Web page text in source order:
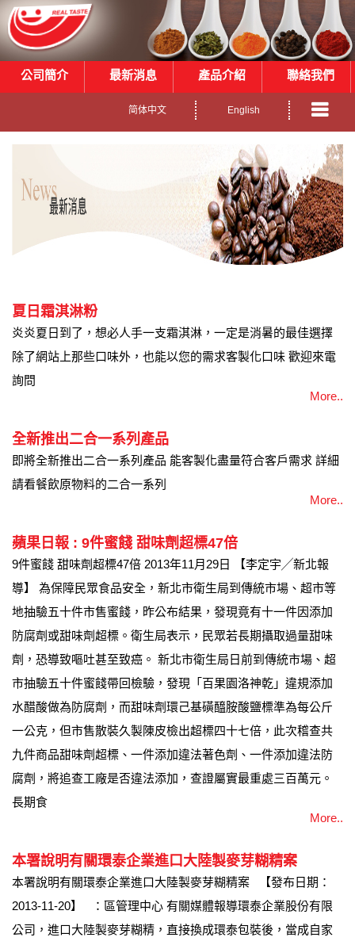
公司簡介 最新消息 產品介紹 聯絡我們
简体中文 English
夏日霜淇淋粉
炎炎夏日到了，想必人手一支霜淇淋，一定是消暑的最佳選擇
除了網站上那些口味外，也能以您的需求客製化口味 歡迎來電
詢問
More..
全新推出二合一系列產品
即將全新推出二合一系列產品 能客製化盡量符合客戶需求 詳細
請看餐飲原物料的二合一系列
More..
蘋果日報 : 9件蜜餞 甜味劑超標47倍
9件蜜餞 甜味劑超標47倍 2013年11月29日 【李定宇╱新北報
導】 為保障民眾食品安全，新北市衛生局到傳統市場、超市等
地抽驗五十件市售蜜餞，昨公布結果，發現竟有十一件因添加
防腐劑或甜味劑超標。衛生局表示，民眾若長期攝取過量甜味
劑，恐導致嘔吐甚至致癌。 新北市衛生局日前到傳統市場、超
市抽驗五十件蜜餞帶回檢驗，發現「百果園洛神乾」違規添加
水醋酸做為防腐劑，而甜味劑環己基磺醯胺酸鹽標準為每公斤
一公克，但市售散裝久製陳皮檢出超標四十七倍，此次稽查共
九件商品甜味劑超標、一件添加違法著色劑、一件添加違法防
腐劑，將追查工廠是否違法添加，查證屬實最重處三百萬元。
長期食
More..
本署說明有關環泰企業進口大陸製麥芽糊精案
本署說明有關環泰企業進口大陸製麥芽糊精案 【發布日期：
2013-11-20】 ：區管理中心 有關媒體報導環泰企業股份有限
公司，進口大陸製麥芽糊精，直接換成環泰包裝後，當成自家